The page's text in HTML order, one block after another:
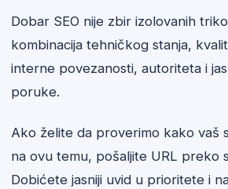
Dobar SEO nije zbir izolovanih
kombinacija tehničkog stanja,
interne povezanosti, autoriteta i
poruke.
Ako želite da proverimo kako vaš
na ovu temu, pošaljite URL preko
Dobićete jasniji uvid u prioritete i